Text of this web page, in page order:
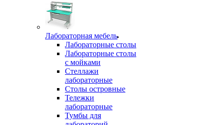
Лабораторная мебель
Лабораторные столы
Лабораторные столы
с мойками
Стеллажи
лабораторные
Столы островные
Тележки
лабораторные
Тумбы для